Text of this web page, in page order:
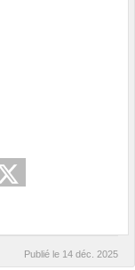
Publié le 14 déc. 2025